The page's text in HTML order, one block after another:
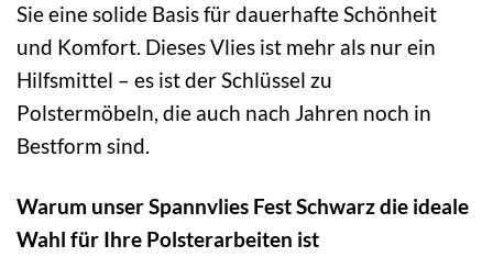
Sie eine solide Basis für dauerhafte Schönheit
und Komfort. Dieses Vlies ist mehr als nur ein
Hilfsmittel – es ist der Schlüssel zu
Polstermöbeln, die auch nach Jahren noch in
Bestform sind.
Warum unser Spannvlies Fest Schwarz die ideale
Wahl für Ihre Polsterarbeiten ist